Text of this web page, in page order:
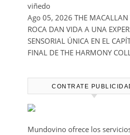
viñedo
Ago 05, 2026 THE MACALLAN
ROCA DAN VIDA A UNA
SENSORIAL ÚNICA EN EL
FINAL DE THE HARMONY
CONTRATE
Mundovino ofrece los